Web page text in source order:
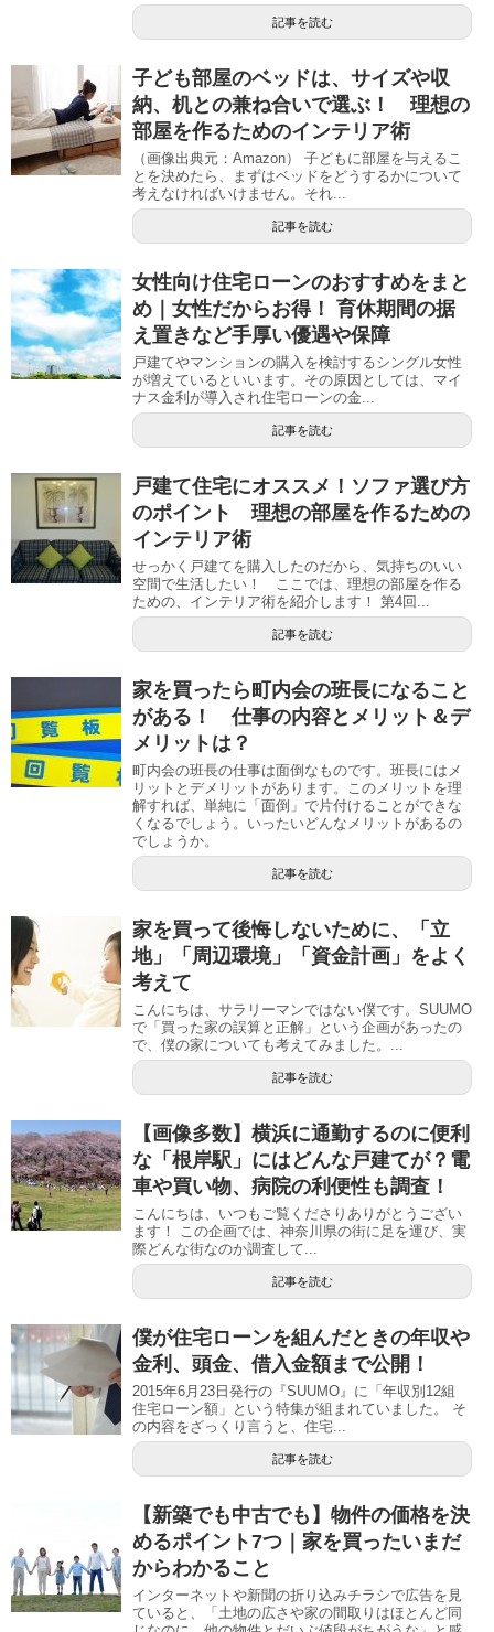
記事を読む
子ども部屋のベッドは、サイズや収
納、机との兼ね合いで選ぶ！ 理想の
部屋を作るためのインテリア術
（画像出典元：Amazon） 子どもに部屋を与えるこ
とを決めたら、まずはベッドをどうするかについて
考えなければいけません。それ...
記事を読む
女性向け住宅ローンのおすすめをまと
め｜女性だからお得！ 育休期間の据
え置きなど手厚い優遇や保障
戸建てやマンションの購入を検討するシングル女性
が増えているといいます。その原因としては、マイ
ナス金利が導入され住宅ローンの金...
記事を読む
戸建て住宅にオススメ！ソファ選び方
のポイント 理想の部屋を作るための
インテリア術
せっかく戸建てを購入したのだから、気持ちのいい
空間で生活したい！ ここでは、理想の部屋を作る
ための、インテリア術を紹介します！ 第4回...
記事を読む
家を買ったら町内会の班長になること
がある！ 仕事の内容とメリット＆デ
メリットは？
町内会の班長の仕事は面倒なものです。班長にはメ
リットとデメリットがあります。このメリットを理
解すれば、単純に「面倒」で片付けることができな
くなるでしょう。いったいどんなメリットがあるの
でしょうか。
記事を読む
家を買って後悔しないために、「立
地」「周辺環境」「資金計画」をよく
考えて
こんにちは、サラリーマンではない僕です。SUUMO
で「買った家の誤算と正解」という企画があったの
で、僕の家についても考えてみました。...
記事を読む
【画像多数】横浜に通勤するのに便利
な「根岸駅」にはどんな戸建てが？電
車や買い物、病院の利便性も調査！
こんにちは、いつもご覧くださりありがとうござい
ます！ この企画では、神奈川県の街に足を運び、実
際どんな街なのか調査して...
記事を読む
僕が住宅ローンを組んだときの年収や
金利、頭金、借入金額まで公開！
2015年6月23日発行の『SUUMO』に「年収別12組
住宅ローン額」という特集が組まれていました。 そ
の内容をざっくり言うと、住宅...
記事を読む
【新築でも中古でも】物件の価格を決
めるポイント7つ｜家を買ったいまだ
からわかること
インターネットや新聞の折り込みチラシで広告を見
ていると、「土地の広さや家の間取りはほとんど同